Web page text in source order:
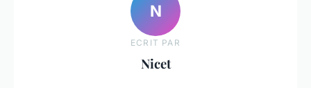
N
ECRIT PAR
Nicet